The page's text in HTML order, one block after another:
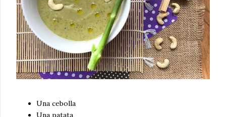
Una cebolla
Una patata